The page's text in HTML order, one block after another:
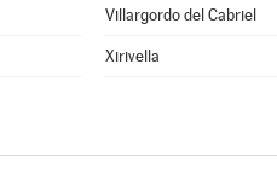
Villargordo del Cabriel
Xirivella